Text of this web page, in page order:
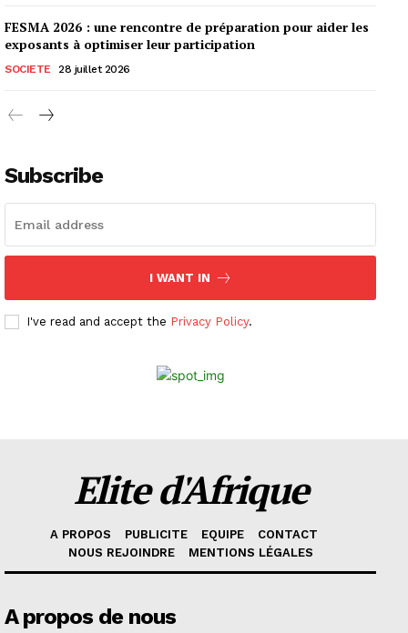
FESMA 2026 : une rencontre de préparation pour aider les
exposants à optimiser leur participation
SOCIETE 28 juillet 2026
Subscribe
I WANT IN
I've read and accept the Privacy Policy.
Elite d'Afrique
A PROPOS PUBLICITE EQUIPE
CONTACT
NOUS REJOINDRE
MENTIONS LÉGALES
A propos de nous